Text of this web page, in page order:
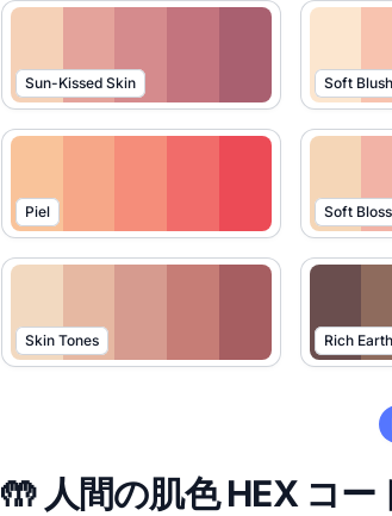
Sun-Kissed Skin Soft Blush
Piel Soft
Skin Tones Rich Earth
🤲 人間の肌色 HEX コー